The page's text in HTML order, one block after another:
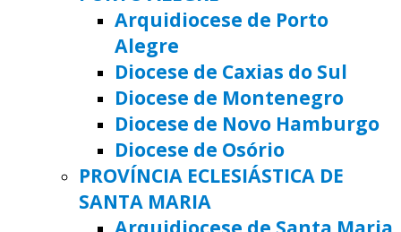
Arquidiocese de Porto
Alegre
Diocese de Caxias do Sul
Diocese de Montenegro
Diocese de Novo Hamburgo
Diocese de Osório
PROVÍNCIA ECLESIÁSTICA DE
SANTA MARIA